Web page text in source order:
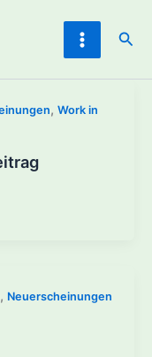
, Work in
, Neuerscheinungen